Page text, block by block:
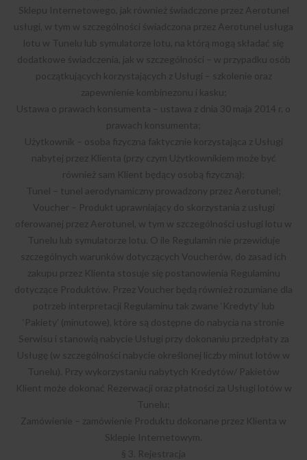
Sklepu Internetowego, jak również świadczone przez Aerotunel
usługi, w tym w szczególności świadczona przez Aerotunel usługa
lotu w Tunelu lub symulatorze lotu, na którą mogą składać się
dodatkowe świadczenia, jak w szczególności – w przypadku osób
początkujących korzystających z Usługi – szkolenie oraz
zapewnienie kombinezonu i kasku;
Ustawa o prawach konsumenta – ustawa z dnia 30 maja 2014 r. o
prawach konsumenta;
Użytkownik – osoba fizyczna faktycznie korzystająca z Usługi
nabytej przez Klienta (przy czym Użytkownikiem może być
również sam Klient będący osobą fizyczną);
Tunel – tunel aerodynamiczny prowadzony przez Aerotunel;
Voucher – Produkt uprawniający do skorzystania z usługi
oferowanej przez Aerotunel, w tym w szczególności usługi lotu w
Tunelu lub symulatorze lotu. O ile Regulamin nie przewiduje
szczególnych warunków dotyczących Voucherów, do zasad ich
zakupu przez Klienta stosuje się postanowienia Regulaminu
dotyczące Produktów. Przez Voucher będą również rozumiane dla
potrzeb interpretacji Regulaminu tak zwane ‘Kredyty’ lub
‘Pakiety’ (minutowe), które są dostępne do nabycia na stronie
Serwisu i stanowią nabycie Usługi przy dokonaniu przedpłaty za
Usługę (w szczególności nabycie określonej liczby minut lotów w
Tunelu). Przy wykorzystaniu nabytych Kredytów/ Pakietów
Klient może dokonać Rezerwacji oraz płatności za Usługi lotów w
Tunelu;
Zamówienie – zamówienie Produktu dokonane przez Klienta w
Sklepie Internetowym.
§ 3. Rejestracja